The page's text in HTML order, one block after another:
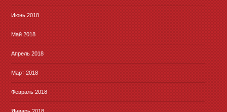
Июнь 2018
Май 2018
Апрель 2018
Март 2018
Февраль 2018